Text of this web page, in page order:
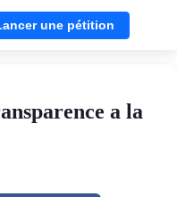
une pétition
a la